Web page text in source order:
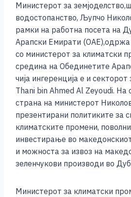
c
e
b
o
o
k
ss
e
n
g
er
tt
er
at
s
A
p
p
Министерот за
водостопанство, Љупчо
рамки на работна посета на
Арапски Емирати
со министерот за климатски
средина на Обединетите
чија ингеренција е и секторот
Thani bin Ahmed Al Zeyoudi. На
страна на министерот
презентирани политиките за
климатските промени,
инвестирање во
и можноста за извоз на
зеленчукови производи во
Министерот за климатски